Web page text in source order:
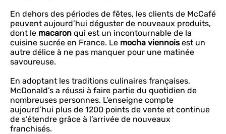
En dehors des périodes de fêtes, les clients de McCafé
peuvent aujourd’hui déguster de nouveaux produits,
dont le macaron qui est un incontournable de la
cuisine sucrée en France. Le mocha viennoisest un
autre délice à ne pas manquer pour une matinée
savoureuse.
En adoptant les traditions culinaires françaises,
McDonald’s a réussi à faire partie du quotidien de
nombreuses personnes. L’enseigne compte
aujourd’hui plus de 1200 points de vente et continue
de s’étendre grâce à l’arrivée de nouveaux
franchisés.